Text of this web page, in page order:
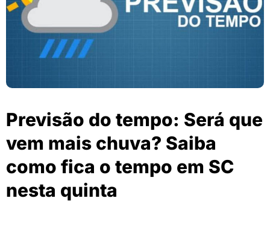
Previsão do tempo: Será que
vem mais chuva? Saiba
como fica o tempo em SC
nesta quinta